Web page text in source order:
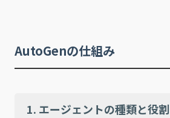
AutoGenの仕組み
1. エージェントの種類と役割